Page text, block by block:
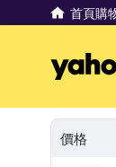
首頁購
價格